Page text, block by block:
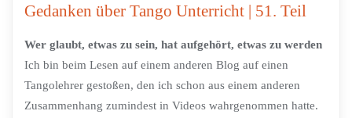
Gedanken über Tango Unterricht | 51. Teil
Wer glaubt, etwas zu sein, hat aufgehört, etwas zu werden
Ich bin beim Lesen auf einem anderen Blog auf einen
Tangolehrer gestoßen, den ich schon aus einem anderen
Zusammenhang zumindest in Videos wahrgenommen hatte.